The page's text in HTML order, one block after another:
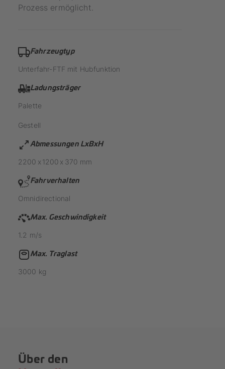
Prozess ermöglicht.
Fahrzeugtyp
Unterfahr-FTF mit Hubfunktion
Ladungsträger
Palette
Gestell
Abmessungen LxBxH
2200 x 1200 x 370 mm
Fahrverhalten
Omnidirectional
Max. Geschwindigkeit
1.2 m/s
Max. Traglast
3000 kg
Über den